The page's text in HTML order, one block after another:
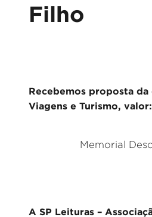
Filho
Recebemos proposta da
Viagens e Turismo,
Memorial
A SP Leituras –